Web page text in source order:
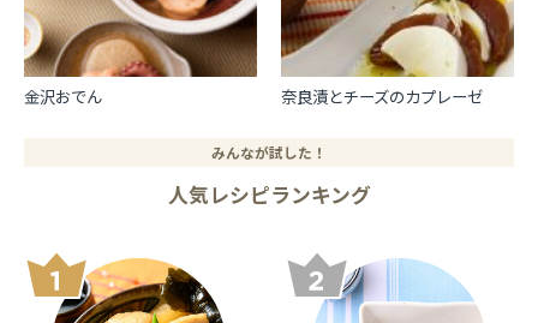
金沢おでん 奈良漬とチーズのカプレーゼ
みんなが試した！
人気レシピランキング